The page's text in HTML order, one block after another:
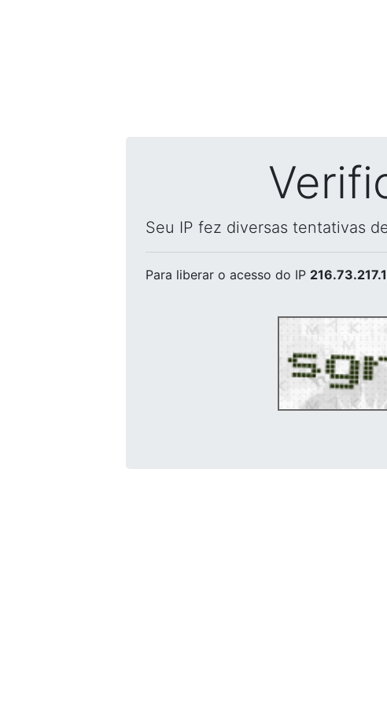
Seu IP fez diversas tentativas
Para liberar o acesso do IP